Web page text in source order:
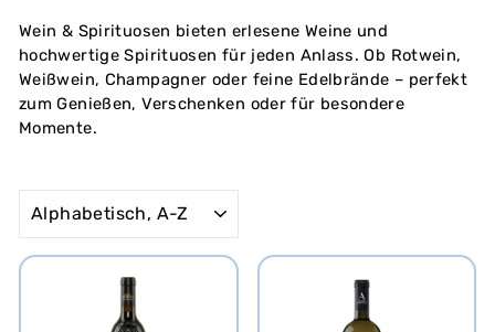
Wein & Spirituosen bieten erlesene Weine und
hochwertige Spirituosen für jeden Anlass. Ob Rotwein,
Weißwein, Champagner oder feine Edelbrände – perfekt
zum Genießen, Verschenken oder für besondere
Momente.